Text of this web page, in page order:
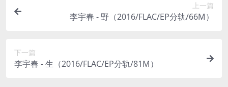
上一篇
李宇春 - 野（2016/FLAC/EP分轨/66M）
下一篇
李宇春 - 生（2016/FLAC/EP分轨/81M）